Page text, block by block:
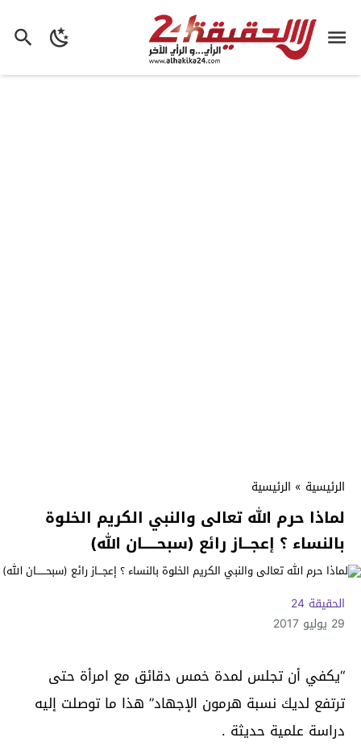
الرئيسية » الرئيسية
لماذا حرم الله تعالى والنبي الكريم الخلوة
بالنساء ؟ إعجـــاز رائع (سبحــــــان الله)
الحقيقة 24
29 يوليو 2017
“يكفي أن تجلس لمدة خمس دقائق مع امرأة حتى
ترتفع لديك نسبة هرمون الإجهاد” هذا ما توصلت إليه
دراسة علمية حديثة .